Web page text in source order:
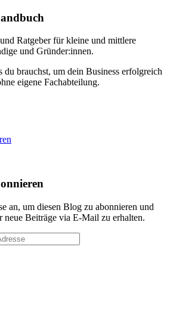
Ratgeber für kleine und mittlere
und Gründer:innen.
du brauchst, um dein Business erfolgreich
eigene Fachabteilung.
an, um diesen Blog zu abonnieren und
neue Beiträge via E-Mail zu erhalten.